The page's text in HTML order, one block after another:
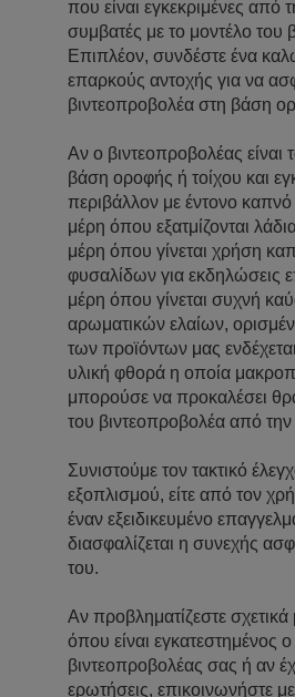
που είναι εγκεκριμένες από
συμβατές με το μοντέλο του
Επιπλέον, συνδέστε ένα
επαρκούς αντοχής για να
βιντεοπροβολέα στη βάση
Αν ο βιντεοπροβολέας είναι
βάση οροφής ή τοίχου και
περιβάλλον με έντονο
μέρη όπου εξατμίζονται
μέρη όπου γίνεται χρήση
φυσαλίδων για εκδηλώσεις
μέρη όπου γίνεται συχνή
αρωματικών ελαίων,
των προϊόντων μας
υλική φθορά η οποία
μπορούσε να προκαλέσει
του βιντεοπροβολέα από
Συνιστούμε τον τακτικό
εξοπλισμού, είτε από τον
έναν εξειδικευμένο
διασφαλίζεται η συνεχής
του.
Αν προβληματίζεστε
όπου είναι εγκατεστημένος ο
βιντεοπροβολέας σας ή αν
ερωτήσεις, επικοινωνήστε